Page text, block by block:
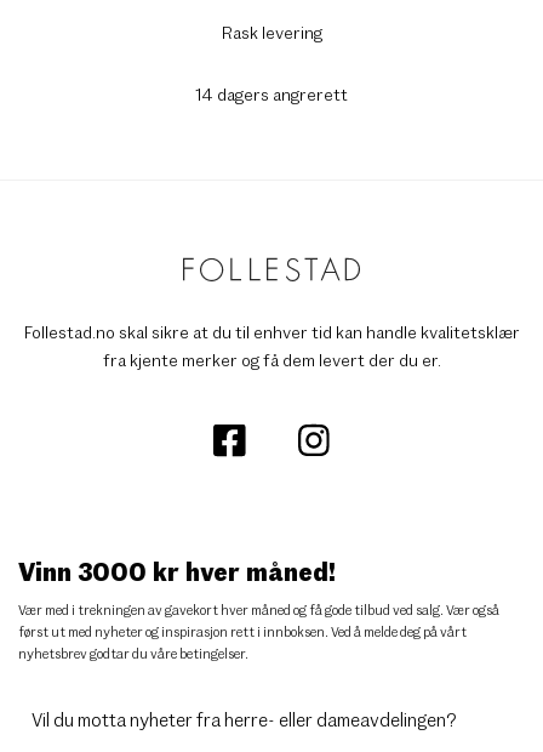
Rask levering
14 dagers angrerett
Follestad.no skal sikre at du til enhver tid kan handle kvalitetsklær
fra kjente merker og få dem levert der du er.
Vinn 3000 kr hver måned!
Vær med i trekningen av gavekort hver måned og få gode tilbud ved salg. Vær også
først ut med nyheter og inspirasjon rett i innboksen. Ved å melde deg på vårt
nyhetsbrev godtar du våre betingelser.
Vil du motta nyheter fra herre- eller dameavdelingen?